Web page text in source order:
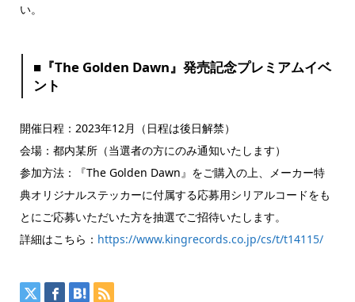
い。
■『The Golden Dawn』発売記念プレミアムイベ
ント
開催日程：2023年12月（日程は後日解禁）
会場：都内某所（当選者の方にのみ通知いたします）
参加方法：『The Golden Dawn』をご購入の上、メーカー特
典オリジナルステッカーに付属する応募用シリアルコードをも
とにご応募いただいた方を抽選でご招待いたします。
詳細はこちら： https://www.kingrecords.co.jp/cs/t/t14115/